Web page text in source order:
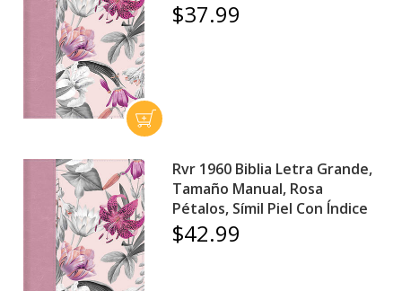
$37.99
Rvr 1960 Biblia Letra Grande,
Tamaño Manual, Rosa
Pétalos, Símil Piel Con Índice
$42.99